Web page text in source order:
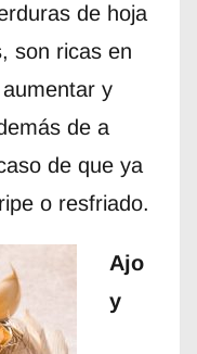
de hoja
son ricas en
y
de a
de que ya
o resfriado.
Ajo
y